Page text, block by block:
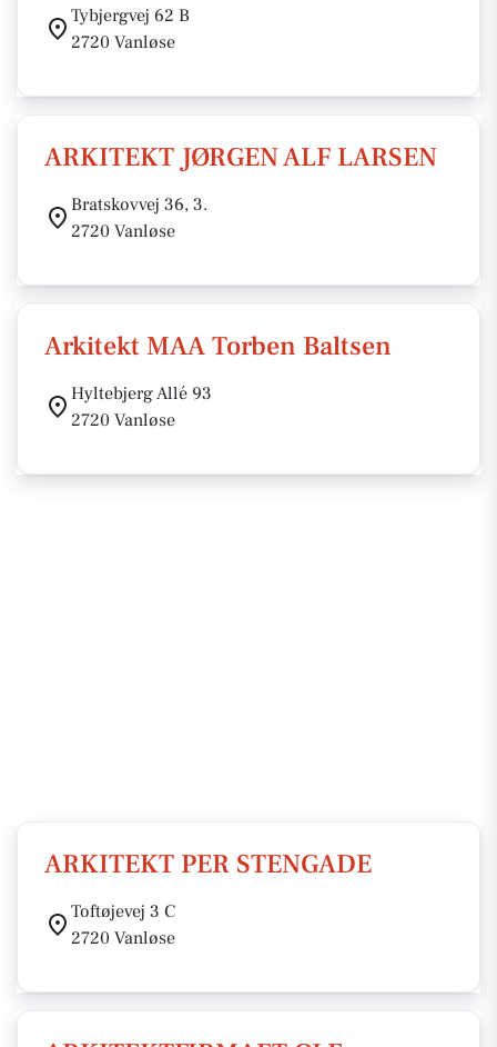
Tybjergvej 62 B
2720 Vanløse
ARKITEKT JØRGEN ALF LARSEN
Bratskovvej 36, 3.
2720 Vanløse
Arkitekt MAA Torben Baltsen
Hyltebjerg Allé 93
2720 Vanløse
ARKITEKT PER STENGADE
Toftøjevej 3 C
2720 Vanløse